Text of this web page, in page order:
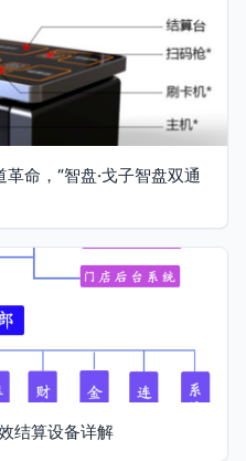
命，“智盘·戈子智盘双通
结算设备详解